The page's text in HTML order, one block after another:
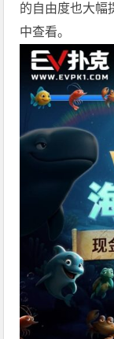
的自由度也大幅
中查看。